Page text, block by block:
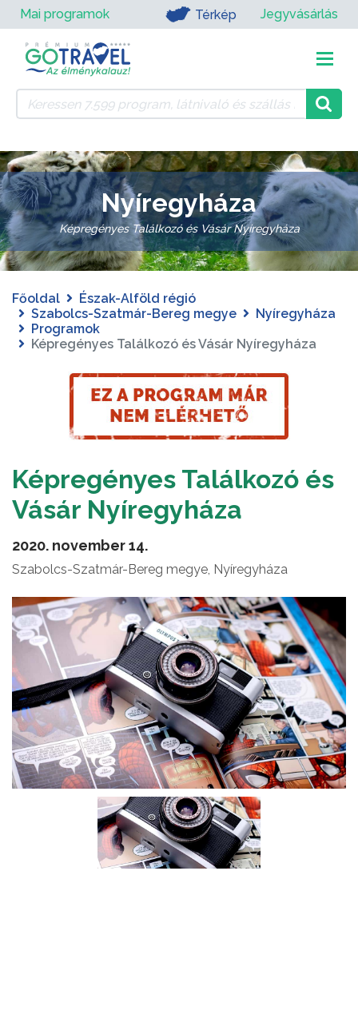
Mai programok Térkép Jegyvásárlás
Nyíregyháza
Képregényes Találkozó és Vásár Nyíregyháza
Főoldal
Észak-Alföld régió
Szabolcs-Szatmár-Bereg megye
Nyíregyháza
Programok
Képregényes Találkozó és Vásár Nyíregyháza
Képregényes Találkozó és
Vásár Nyíregyháza
2020. november 14.
Szabolcs-Szatmár-Bereg megye, Nyíregyháza